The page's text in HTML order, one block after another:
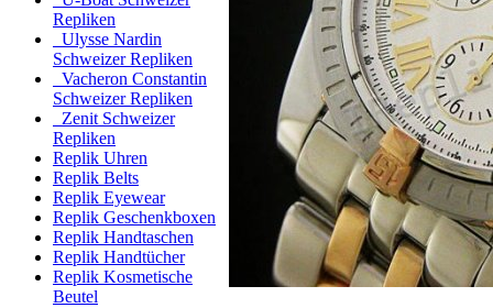
Repliken
Ulysse Nardin
Schweizer Repliken
Vacheron Constantin
Schweizer Repliken
Zenit Schweizer
Repliken
Replik Uhren
Replik Belts
Replik Eyewear
Replik Geschenkboxen
Replik Handtaschen
Replik Handtücher
Replik Kosmetische
Beutel